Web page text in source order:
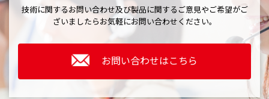
技術に関するお問い合わせ及び製品に関するご意見やご希望がご
ざいましたら お気軽にお問い合わせください。
お問い合わせはこちら